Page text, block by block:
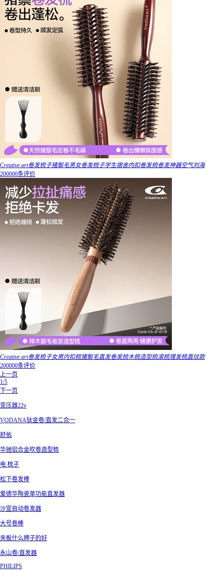
Creative art卷发梳子猪鬃毛男女卷发梳子学生宿舍内扣卷发梳卷发神器空气刘海
200000条评价
Creative art卷发梳子女男内扣梳猪鬃毛直发卷发梳木梳造型梳滚梳理发梳直纹款
200000条评价
上一页
1/5
下一页
变压器22v
VODANA钛金卷/直发二合一
舒佑
华驰铝合金吹卷造型梳
电 梳子
松下卷发棒
爱德华陶瓷单功能直发器
沙宣自动卷发器
大号卷棒
夹板什么牌子的好
永山卷/直发器
PHILIPS